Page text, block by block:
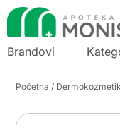
Brandovi
Početna /